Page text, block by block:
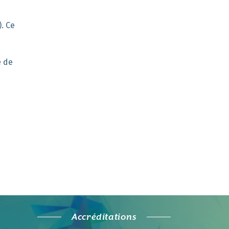
Ce
de
Accréditations